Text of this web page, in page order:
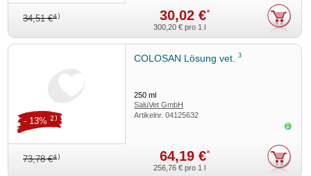
34,51 €4) 30,02 €*
300,20 € pro 1 l
COLOSAN Lösung vet.3
250ml
SaluVet GmbH
Artikelnr.04125632
73,78 €4) 64,19 €*
- 13% 2)
256,76 € pro 1 l